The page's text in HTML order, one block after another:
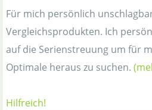
Für mich persönlich
Vergleichsprodukten. Ich
auf die Serienstreuung um für
Optimale heraus zu suchen.
Hilfreich!